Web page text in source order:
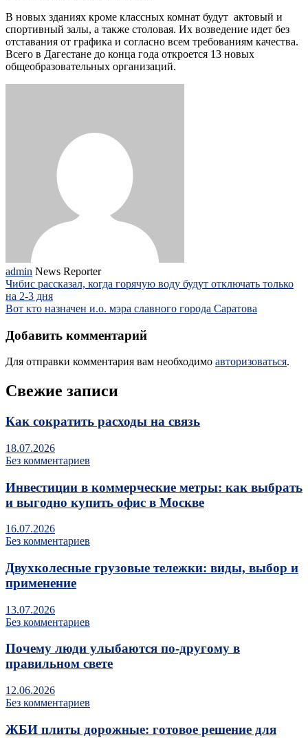
В новых зданиях кроме классных комнат будут актовый и
спортивный залы, а также столовая. Их возведение идет без
отставания от графика и согласно всем требованиям качества.
Всего в Дагестане до конца года откроется 13 новых
общеобразовательных организаций.
admin News Reporter
Чибис рассказал, когда горячую воду будут отключать только
на 2-3 дня
Вот кто назначен и.о. мэра славного города Саратова
Добавить комментарий
Для отправки комментария вам необходимо авторизоваться.
Свежие записи
Как сократить расходы на связь
18.07.2026
Без комментариев
Инвестиции в коммерческие метры: как выбрать
и выгодно купить офис в Москве
16.07.2026
Без комментариев
Двухколесные грузовые тележки: виды, выбор и
применение
13.07.2026
Без комментариев
Почему люди улыбаются по‑другому в
правильном свете
12.06.2026
Без комментариев
ЖБИ плиты дорожные: готовое решение для